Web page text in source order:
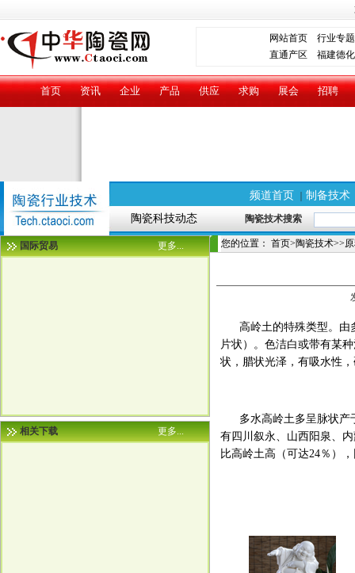
网站首页
行业专题
直通产区 福建德化
首页 资讯 企业 产品 供应 求购 展会 招聘
频道首页 制备技术
陶瓷科技动态 陶瓷技术搜索
国际贸易 更多...
相关下载 更多...
您的位置： 首页>陶瓷技术>>
高岭土的特殊类型。由
片状）。色洁白或带有某
状，腊状光泽，有吸水性
多水高岭土多呈脉状产
有四川叙永、山西阳泉、
比高岭土高（可达24％）